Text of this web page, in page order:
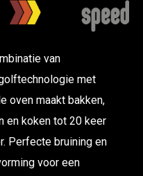
van
met
oven maakt bakken,
en koken tot 20 keer
Perfecte bruining en
voor een